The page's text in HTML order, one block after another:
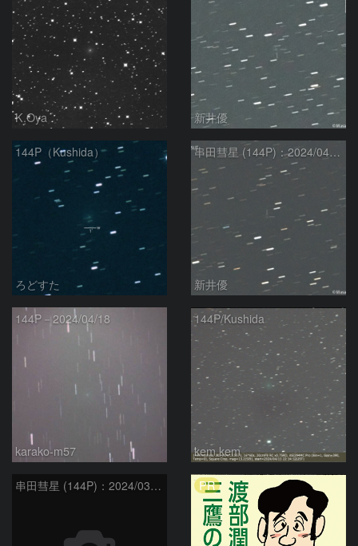
K.Oya 新井優
144P（Kushida）
ろどすた
串田彗星 (144P)：2024/04/25
新井優
144P－2024/04/18
karako-m57
144P/Kushida
kem.kem
串田彗星 (144P)：2024/03/27 PR